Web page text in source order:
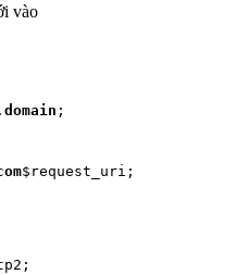
vào
domain ;
$request_uri;